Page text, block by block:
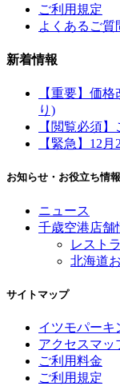
ご利用規定
よくあるご質
新着情報
【重要】価
り)
【閲覧必須
【緊急】12
お知らせ・お役立ち情報
ニュース
千歳空港店舗
レスト
北海道
サイトマップ
イツモパーキ
アクセスマッ
ご利用料金
ご利用規定